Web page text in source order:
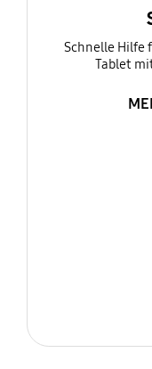
Schnelle Hilfe
Tablet